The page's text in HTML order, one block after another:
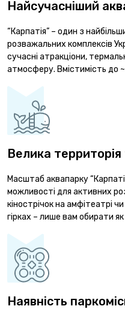
Найсучасніший
“Карпатія” – один з
розважальних комплексів
сучасні атракціони,
атмосферу. Вмістимість до
Велика территорія
Масштаб аквапарку
можливості для активних
кінострічок на амфітеатрі
гірках – лише вам обирати
Наявність